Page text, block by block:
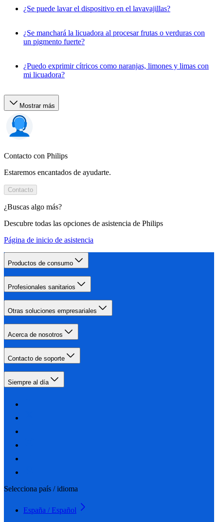
¿Se puede lavar el dispositivo en el lavavajillas?
¿Se manchará la licuadora al procesar frutas o verduras con
un pigmento fuerte?
¿Puedo exprimir cítricos como naranjas, limones y limas con
mi licuadora?
Mostrar más
Contacto con Philips
Estaremos encantados de ayudarte.
Contacto
¿Buscas algo más?
Descubre todas las opciones de asistencia de Philips
Página de inicio de asistencia
Productos de consumo
Profesionales sanitarios
Otras soluciones empresariales
Acerca de nosotros
Contacto de soporte
Siempre al día
Selecciona país / idioma
España / Español